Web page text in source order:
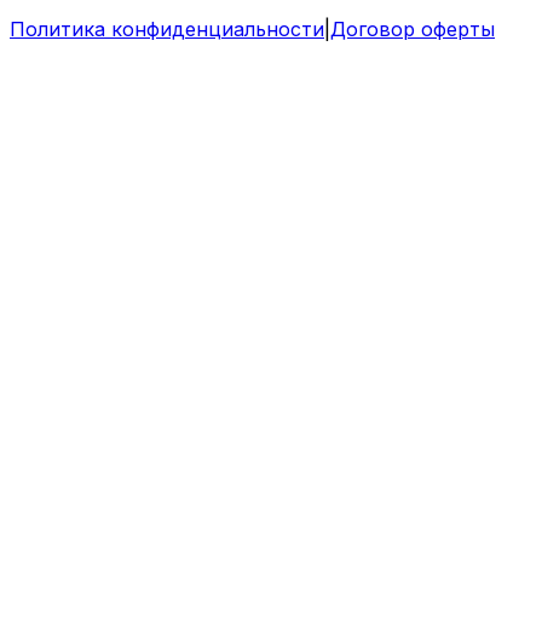
Политика конфиденциальности Договор оферты